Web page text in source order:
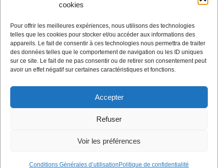
cookies
Pour offrir les meilleures expériences, nous utilisons des technologies
telles que les cookies pour stocker et/ou accéder aux informations des
appareils. Le fait de consentir à ces technologies nous permettra de traiter
des données telles que le comportement de navigation ou les ID uniques
sur ce site. Le fait de ne pas consentir ou de retirer son consentement peut
avoir un effet négatif sur certaines caractéristiques et fonctions.
Accepter
Refuser
Voir les préférences
Conditions Générales d’utilisation Politique de confidentialité
J’ai lu et j’accepte la
confidentialité.
Politique de confidentialité
Conditions Générales Plan du site